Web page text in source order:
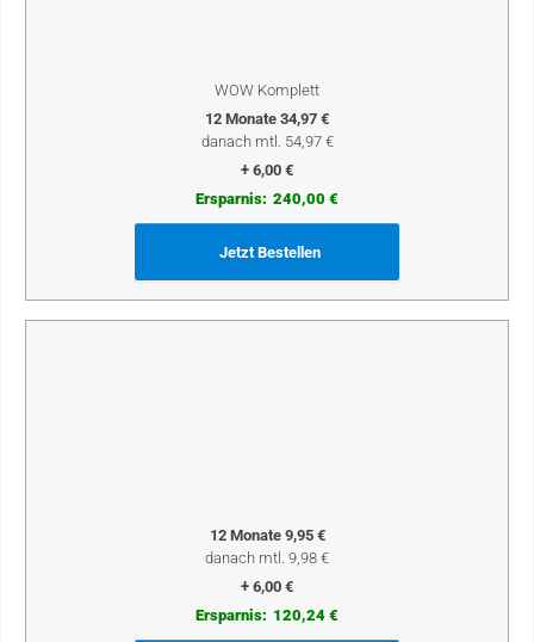
WOW Komplett
12 Monate 34,97 €
danach mtl. 54,97 €
+ 6,00 €
Ersparnis: 240,00 €
Jetzt Bestellen
12 Monate 9,95 €
danach mtl. 9,98 €
+ 6,00 €
Ersparnis: 120,24 €